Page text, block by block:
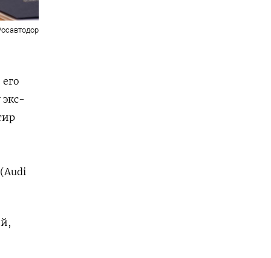
экс-